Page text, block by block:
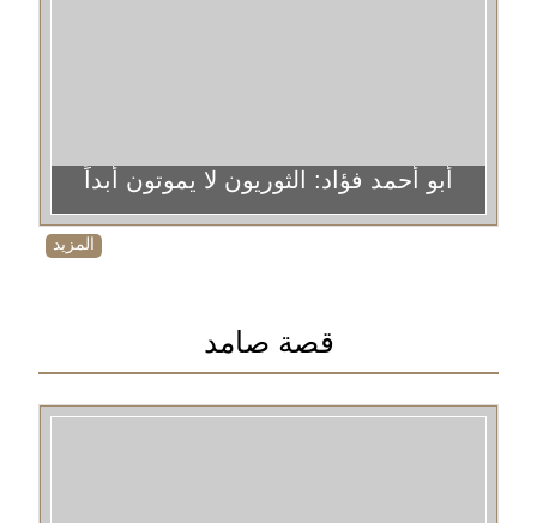
أبو أحمد فؤاد: الثوريون لا يموتون أبداً
المزيد
قصة صامد